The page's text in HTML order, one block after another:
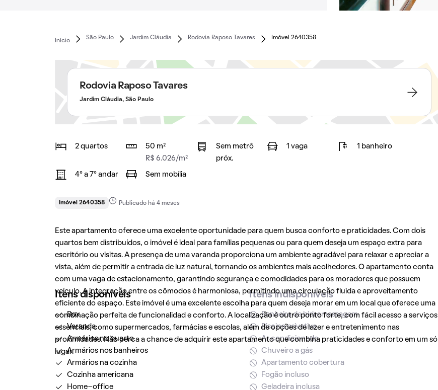
Início
São Paulo Jardim Cláudia Rodovia Raposo Tavares Imóvel 2640358
Rodovia Raposo Tavares
Jardim Cláudia, São Paulo
2 quartos
50 m²
R$ 6.026/m²
Sem metrô
próx.
1 vaga 1 banheiro
4° a 7° andar Sem mobília
Imóvel 2640358 Publicado há 4 meses
Este apartamento oferece uma excelente oportunidade para quem busca conforto e praticidades. Com dois
quartos bem distribuídos, o imóvel é ideal para famílias pequenas ou para quem deseja um espaço extra para
escritório ou visitas. A presença de uma varanda proporciona um ambiente agradável para relaxar e apreciar a
vista, além de permitir a entrada de luz natural, tornando os ambientes mais acolhedores. O apartamento conta
com uma vaga de estacionamento, garantindo segurança e comodidades para os moradores que possuem
veículo. A integração entre os cômodos é harmoniosa, permitindo uma circulação fluida e aproveitamento
eficiente do espaço. Este imóvel é uma excelente escolha para quem deseja morar em um local que oferece uma
combinação perfeita de funcionalidad e conforto. A localização é outro ponto forte, com fácil acesso a serviços
essenciais, como supermercados, farmácias e escolas, além de opções de lazer e entretenimento nas
proximidades. Não perca a chance de adquirir este apartamento que combina praticidades e conforto em um só
lugar.
Itens disponíveis
Box
Varanda
Armários no quarto
Armários nos banheiros
Armários na cozinha
Cozinha americana
Home-office
Itens indisponíveis
Banheira de hidromassagem
Piscina privativa
Ar condicionado
Chuveiro a gás
Apartamento cobertura
Fogão incluso
Geladeira inclusa